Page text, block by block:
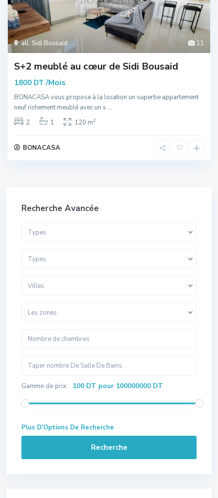
11
all, Sidi Bousaid
S+2 meublé au cœur de Sidi Bousaid
1800 DT /Mois
BONACASA vous propose à la location un superbe appartement
neuf richement meublé avec un s ...
2
1 120 m2
BONACASA
Recherche Avancée
Types
Types
Villes
Les zones
Gamme de prix: 100 DT pour 100000000 DT
Plus D'Options De Recherche
Recherche